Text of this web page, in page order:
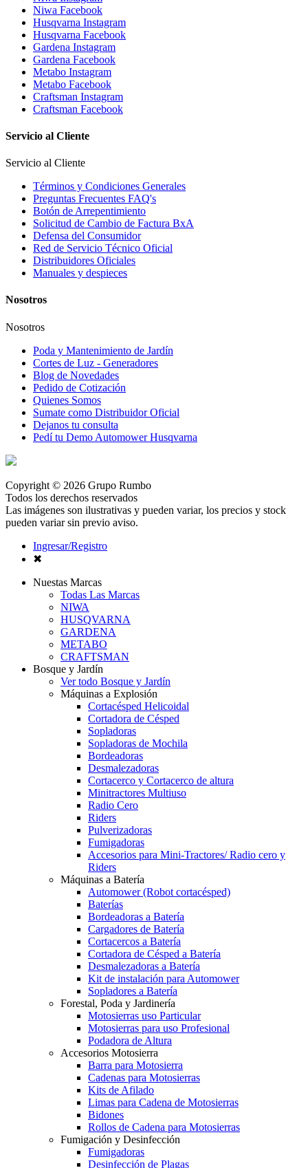
Niwa Facebook
Husqvarna Instagram
Husqvarna Facebook
Gardena Instagram
Gardena Facebook
Metabo Instagram
Metabo Facebook
Craftsman Instagram
Craftsman Facebook
Servicio al Cliente
Servicio al Cliente
Términos y Condiciones Generales
Preguntas Frecuentes FAQ's
Botón de Arrepentimiento
Solicitud de Cambio de Factura BxA
Defensa del Consumidor
Red de Servicio Técnico Oficial
Distribuidores Oficiales
Manuales y despieces
Nosotros
Nosotros
Poda y Mantenimiento de Jardín
Cortes de Luz - Generadores
Blog de Novedades
Pedido de Cotización
Quienes Somos
Sumate como Distribuidor Oficial
Dejanos tu consulta
Pedí tu Demo Automower Husqvarna
Copyright © 2026 Grupo Rumbo
Todos los derechos reservados
Las imágenes son ilustrativas y pueden variar, los precios y stock
pueden variar sin previo aviso.
Ingresar/Registro
✖
Nuestas Marcas
Todas Las Marcas
NIWA
HUSQVARNA
GARDENA
METABO
CRAFTSMAN
Bosque y Jardín
Ver todo Bosque y Jardín
Máquinas a Explosión
Cortacésped Helicoidal
Cortadora de Césped
Sopladoras
Sopladoras de Mochila
Bordeadoras
Desmalezadoras
Cortacerco y Cortacerco de altura
Minitractores Multiuso
Radio Cero
Riders
Pulverizadoras
Fumigadoras
Accesorios para Mini-Tractores/ Radio cero y
Riders
Máquinas a Batería
Automower (Robot cortacésped)
Baterías
Bordeadoras a Batería
Cargadores de Batería
Cortacercos a Batería
Cortadora de Césped a Batería
Desmalezadoras a Batería
Kit de instalación para Automower
Sopladores a Batería
Forestal, Poda y Jardinería
Motosierras uso Particular
Motosierras para uso Profesional
Podadora de Altura
Accesorios Motosierra
Barra para Motosierra
Cadenas para Motosierras
Kits de Afilado
Limas para Cadena de Motosierras
Bidones
Rollos de Cadena para Motosierras
Fumigación y Desinfección
Fumigadoras
Desinfección de Plagas